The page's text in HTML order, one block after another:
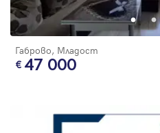
Габрово, Младост
47 000